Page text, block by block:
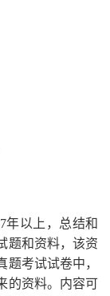
7年以上，总结和
题和资料，该资
题考试试卷中，
的资料。内容可